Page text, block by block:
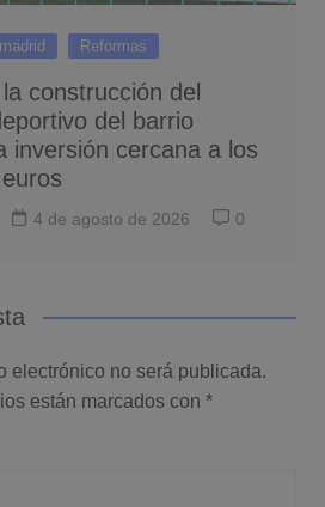
Reformas
construcción del
del barrio
inversión cercana a los
4 de agosto de 2026 0
electrónico no será publicada.
están marcados con *